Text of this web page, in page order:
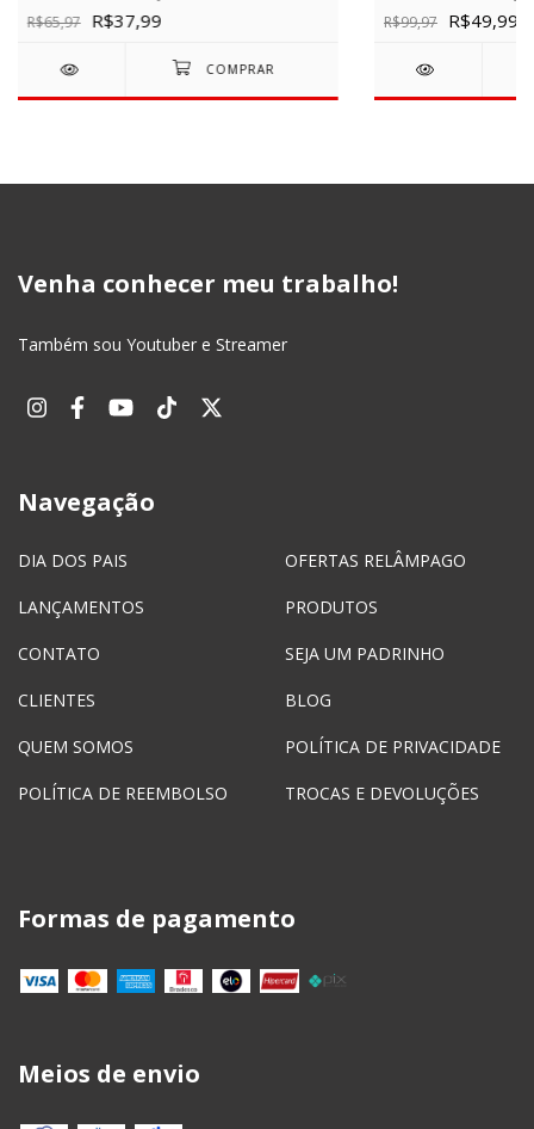
R$65,97 R$37,99
R$99,97
R$49,99
Venha conhecer meu trabalho!
Também sou Youtuber e Streamer
Navegação
DIA DOS PAIS OFERTAS RELÂMPAGO
LANÇAMENTOS PRODUTOS
CONTATO SEJA UM PADRINHO
CLIENTES BLOG
QUEM SOMOS POLÍTICA DE PRIVACIDADE
POLÍTICA DE REEMBOLSO TROCAS E DEVOLUÇÕES
Formas de pagamento
Meios de envio